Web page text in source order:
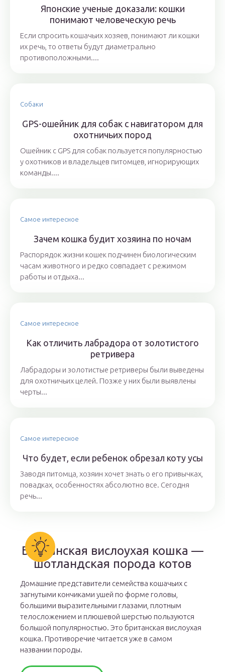
Японские ученые доказали: кошки
понимают человеческую речь
Если спросить кошачьих хозяев, понимают ли кошки
их речь, то ответы будут диаметрально
противоположными....
Собаки
GPS-ошейник для собак с навигатором для
охотничьих пород
Ошейник с GPS для собак пользуется популярностью
у охотников и владельцев питомцев, игнорирующих
команды....
Самое интересное
Зачем кошка будит хозяина по ночам
Распорядок жизни кошек подчинен биологическим
часам животного и редко совпадает с режимом
работы и отдыха...
Самое интересное
Как отличить лабрадора от золотистого
ретривера
Лабрадоры и золотистые ретриверы были выведены
для охотничьих целей. Позже у них были выявлены
черты...
Самое интересное
Что будет, если ребенок обрезал коту усы
Заводя питомца, хозяин хочет знать о его привычках,
повадках, особенностях абсолютно все. Сегодня
речь...
Британская вислоухая кошка —
шотландская порода котов
Домашние представители семейства кошачьих с
загнутыми кончиками ушей по форме головы,
большими выразительными глазами, плотным
телосложением и плюшевой шерстью пользуются
большой популярностью. Это британская вислоухая
кошка. Противоречие читается уже в самом
названии породы.